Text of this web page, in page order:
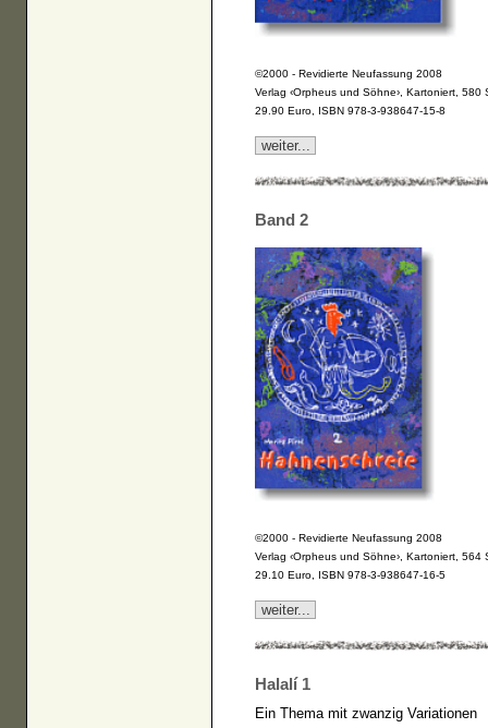
©2000 - Revidierte Neufassung 2008
Verlag ‹Orpheus und Söhne›, Kartoniert, 580
29.90 Euro, ISBN 978-3-938647-15-8
weiter...
Band 2
©2000 - Revidierte Neufassung 2008
Verlag ‹Orpheus und Söhne›, Kartoniert, 564
29.10 Euro, ISBN 978-3-938647-16-5
weiter...
Halalí 1
Ein Thema mit zwanzig Variationen